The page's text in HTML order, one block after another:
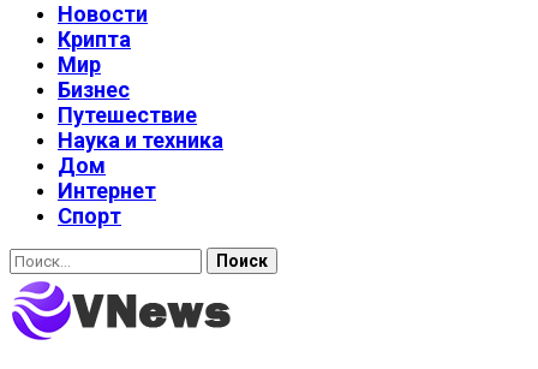
Новости
Крипта
Мир
Бизнес
Путешествие
Наука и техника
Дом
Интернет
Спорт
Найти: